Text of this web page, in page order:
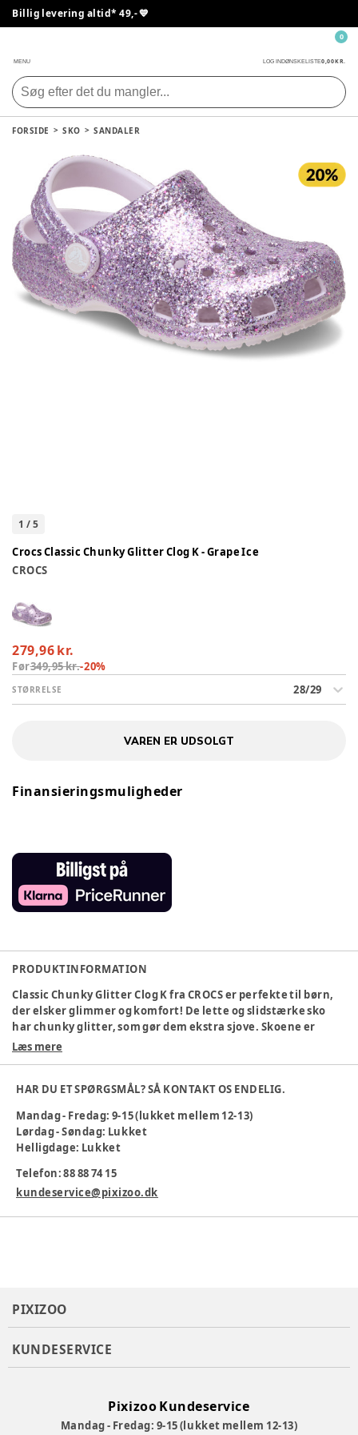
Billig levering altid* 49,- 💙
MENU LOG INDØNSKELISTE0,00 KR.
0
FORSIDE SKO SANDALER
1 /5
Crocs Classic Chunky Glitter Clog K - Grape Ice
CROCS
279,96 kr.
Før349,95 kr.-20%
STØRRELSE 28/29
VAREN ER UDSOLGT
Finansieringsmuligheder
PRODUKTINFORMATION
Classic Chunky Glitter Clog K fra CROCS er perfekte til børn,
der elsker glimmer og komfort! De lette og slidstærke sko
har chunky glitter, som gør dem ekstra sjove. Skoene er
nemme at tage af og på, og de er vandafvisende. Perfekte til
Materiale: 100 % termoplast (EVA)
Let og behagelig
Vandafvisende
Nem at rengøre
Ideel til børn
Indvendigt mål:
Størrelse 28/29: 17,4 cm
Læs mere
HAR DU ET SPØRGSMÅL? SÅ KONTAKT OS ENDELIG.
Mandag - Fredag: 9-15 (lukket mellem 12-13)
Lørdag - Søndag: Lukket
Helligdage: Lukket
Telefon: 88 88 74 15
kundeservice@pixizoo.dk
PIXIZOO
KUNDESERVICE
Pixizoo Kundeservice
Mandag - Fredag: 9-15 (lukket mellem 12-13)